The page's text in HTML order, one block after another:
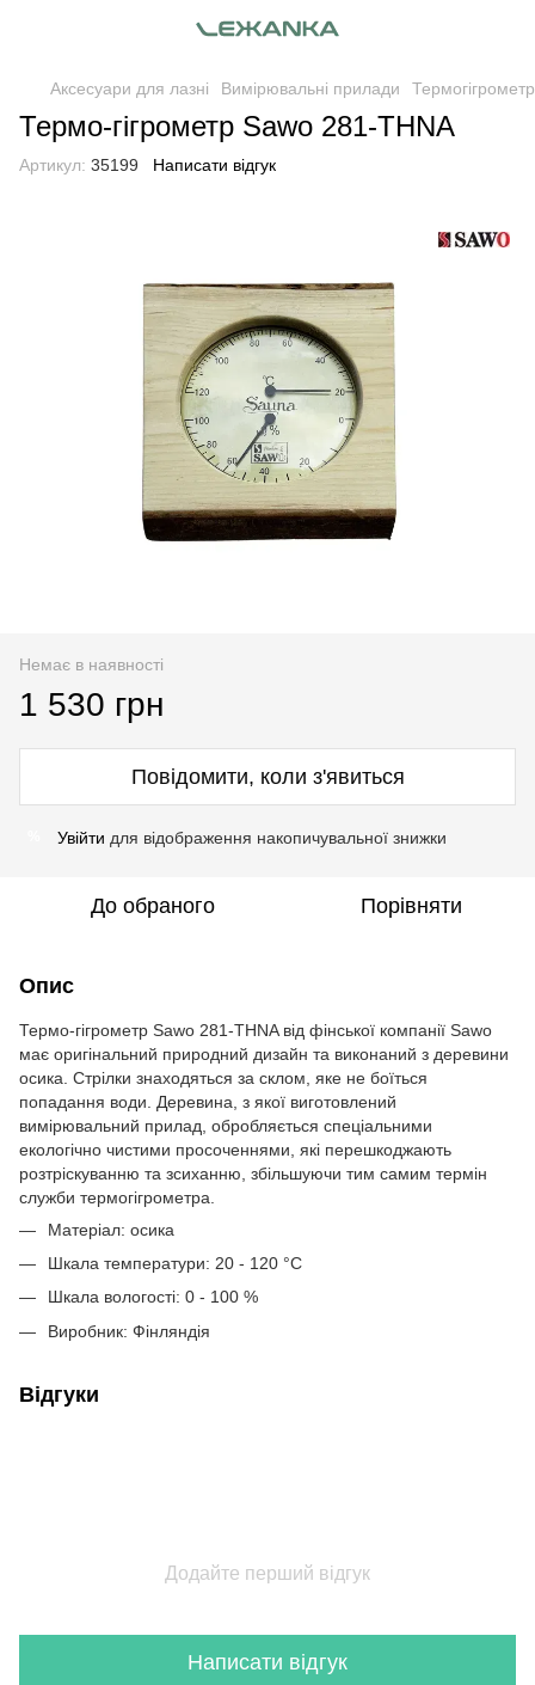
Аксесуари для лазні Вимірювальні прилади Термогігрометр
Термо-гігрометр Sawo 281-THNA
Артикул: 35199 Написати відгук
Немає в наявності
1 530 грн
Повідомити, коли з'явиться
Увійти для відображення накопичувальної знижки
До обраного Порівняти
Опис
Термо-гігрометр Sawo 281-THNA від фінської компанії Sawo
має оригінальний природний дизайн та виконаний з деревини
осика. Стрілки знаходяться за склом, яке не боїться
попадання води. Деревина, з якої виготовлений
вимірювальний прилад, обробляється спеціальними
екологічно чистими просоченнями, які перешкоджають
розтріскуванню та зсиханню, збільшуючи тим самим термін
служби термогігрометра.
Матеріал: осика
Шкала температури: 20 - 120 °C
Шкала вологості: 0 - 100 %
Виробник: Фінляндія
Відгуки
Додайте перший відгук
Написати відгук